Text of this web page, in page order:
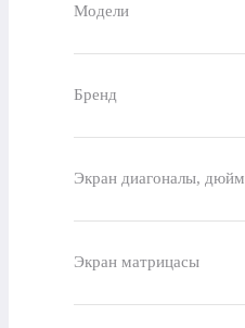
Модели
Бренд
Экран диагоналы, дюйм
Экран матрицасы